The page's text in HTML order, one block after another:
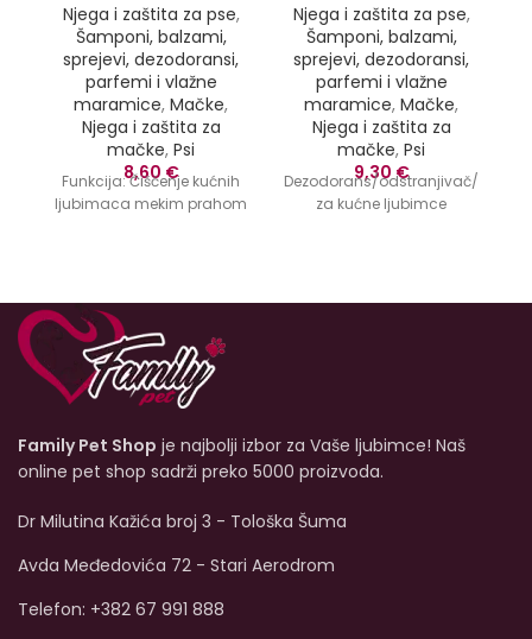
Njega i zaštita za pse,
Šamponi, balzami,
sprejevi, dezodoransi,
parfemi i vlažne
maramice, Mačke,
Njega i zaštita za
mačke, Psi
8,60 €
Funkcija: Čišćenje kućnih
ljubimaca mekim prahom
Njega i zaštita za pse,
Šamponi, balzami,
sprejevi, dezodoransi,
parfemi i vlažne
maramice, Mačke,
Njega i zaštita za
mačke, Psi
9,30 €
Dezodorans/odstranjivač/sprej
za kućne ljubimce
Family Pet Shop je najbolji izbor za Vaše ljubimce! Naš
online pet shop sadrži preko 5000 proizvoda.
Dr Milutina Kažića broj 3 - Tološka Šuma
Avda Međedovića 72 - Stari Aerodrom
Telefon: +382 67 991 888